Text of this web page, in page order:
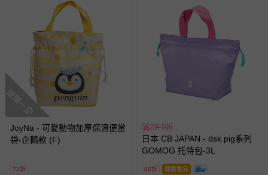
上服務，經消費者事先同意始提供（例如線上課程、遊
戲或活動點數等）。
已拆封之以下類型商品：
-個人衛生用品（例如尿布、貼身衣物、泳裝、襪子、地
墊、寢具類等）。
-新生兒親膚衣物（嬰幼兒包巾與背巾、包屁衣、學習
褲、紗布衣等）。
-接觸性孕哺產品（奶嘴、奶瓶、擠乳器、哺乳衣、托腹
帶束縛衣、餐搖椅等）。
-其他原廠盒裝商品封口處已貼上「不可拆封」，或具警
示字句等說明貼紙、封條者。
搶購一空
JoyNa - 可愛動物加厚保溫便當
袋-企鵝款 (F)
73折
滿2件9折
日本 CB JAPAN - dsk.pig系列
GOMOG 托特包-3L
85折 即將售完